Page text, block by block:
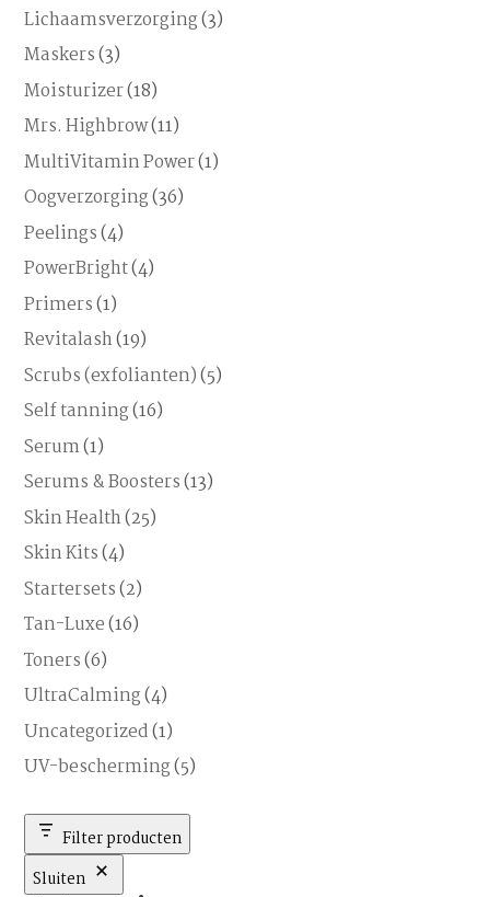
Lichaamsverzorging(3)
Maskers(3)
Moisturizer(18)
Mrs. Highbrow(11)
MultiVitamin Power(1)
Oogverzorging(36)
Peelings(4)
PowerBright(4)
Primers(1)
Revitalash(19)
Scrubs (exfolianten)(5)
Self tanning(16)
Serum(1)
Serums & Boosters(13)
Skin Health(25)
Skin Kits(4)
Startersets(2)
Tan-Luxe(16)
Toners(6)
UltraCalming(4)
Uncategorized(1)
UV-bescherming(5)
Filter producten
Sluiten